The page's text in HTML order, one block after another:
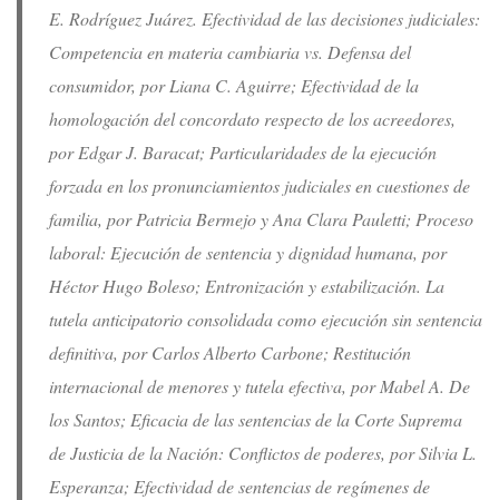
E. Rodríguez Juárez. Efectividad de las decisiones judiciales:
Competencia en materia cambiaria vs. Defensa del
consumidor, por Liana C. Aguirre; Efectividad de la
homologación del concordato respecto de los acreedores,
por Edgar J. Baracat; Particularidades de la ejecución
forzada en los pronunciamientos judiciales en cuestiones de
familia, por Patricia Bermejo y Ana Clara Pauletti; Proceso
laboral: Ejecución de sentencia y dignidad humana, por
Héctor Hugo Boleso; Entronización y estabilización. La
tutela anticipatorio consolidada como ejecución sin sentencia
definitiva, por Carlos Alberto Carbone; Restitución
internacional de menores y tutela efectiva, por Mabel A. De
los Santos; Eficacia de las sentencias de la Corte Suprema
de Justicia de la Nación: Conflictos de poderes, por Silvia L.
Esperanza; Efectividad de sentencias de regímenes de